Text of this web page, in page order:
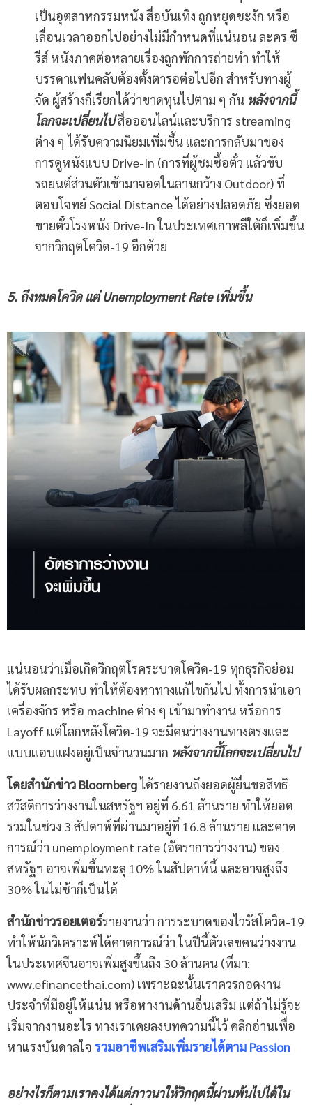
เป็นอุตสาหกรรมหนัง สื่อบันเทิง ถูกหยุดชะงัก หรือ
เลื่อนเวลาออกไปอย่างไม่มีกำหนดที่แน่นอน ละคร ซี
รีส์ หนังภาคต่อหลายเรื่องถูกพักการถ่ายทำ ทำให้
บรรดาแฟนคลับต้องตั้งตารอต่อไปอีก สำหรับทางผู้
จัด ผู้สร้างก็เรียกได้ว่าขาดทุนไปตาม ๆ กัน หลังจากนี้
โลกจะเปลี่ยนไปสื่อออนไลน์และบริการ streaming
ต่าง ๆ ได้รับความนิยมเพิ่มขึ้น และการกลับมาของ
การดูหนังแบบ Drive-In (การที่ผู้ชมซื้อตั๋ว แล้วขับ
รถยนต์ส่วนตัวเข้ามาจอดในลานกว้าง Outdoor) ที่
ตอบโจทย์ Social Distance ได้อย่างปลอดภัย ซึ่งยอด
ขายตั๋วโรงหนัง Drive-In ในประเทศเกาหลีใต้ก็เพิ่มขึ้น
จากวิกฤตโควิด-19 อีกด้วย
5. ถึงหมดโควิด แต่ Unemployment Rate เพิ่มขึ้น
แน่นอนว่าเมื่อเกิดวิกฤตโรคระบาดโควิด-19 ทุกธุรกิจย่อม
ได้รับผลกระทบ ทำให้ต้องหาทางแก้ไขกันไป ทั้งการนำเอา
เครื่องจักร หรือ machine ต่าง ๆ เข้ามาทำงาน หรือการ
Layoff แต่โลกหลังโควิด-19 จะมีคนว่างงานทางตรงและ
แบบแอบแฝงอยู่เป็นจำนวนมาก หลังจากนี้โลกจะเปลี่ยนไป
โดยสำนักข่าว Bloombergได้รายงานถึงยอดผู้ยื่นขอสิทธิ
สวัสดิการว่างงานในสหรัฐฯ อยู่ที่ 6.61 ล้านราย ทำให้ยอด
รวมในช่วง 3 สัปดาห์ที่ผ่านมาอยู่ที่ 16.8 ล้านราย และคาด
การณ์ว่า unemployment rate (อัตราการว่างงาน) ของ
สหรัฐฯ อาจเพิ่มขึ้นทะลุ 10% ในสัปดาห์นี้ และอาจสูงถึง
30% ในไม่ช้าก็เป็นได้
สำนักข่าวรอยเตอร์รายงานว่า การระบาดของไวรัสโควิด-19
ทำให้นักวิเคราะห์ได้คาดการณ์ว่า ในปีนี้ตัวเลขคนว่างงาน
ในประเทศจีนอาจเพิ่มสูงขึ้นถึง 30 ล้านคน (ที่มา:
www.efinancethai.com) เพราะฉะนั้นเราควรกอดงาน
ประจำที่มีอยู่ให้แน่น หรือหางานด้านอื่นเสริม แต่ถ้าไม่รู้จะ
เริ่มจากงานอะไร ทางเราเคยลงบทความนี้ไว้ คลิกอ่านเพื่อ
หาแรงบันดาลใจ รวมอาชีพเสริมเพิ่มรายได้ตาม Passion
อย่างไรก็ตามเราคงได้แต่ภาวนาให้วิกฤตนี้ผ่านพ้นไปได้ใน